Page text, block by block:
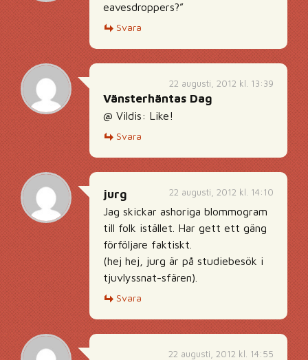
eavesdroppers?”
Svara
22 augusti, 2012 kl. 13:39
Vänsterhäntas Dag
@ Vildis: Like!
Svara
22 augusti, 2012 kl. 14:10
jurg
Jag skickar ashoriga blommogram
till folk istället. Har gett ett gäng
förföljare faktiskt.
(hej hej, jurg är på studiebesök i
tjuvlyssnat-sfären).
Svara
22 augusti, 2012 kl. 14:55